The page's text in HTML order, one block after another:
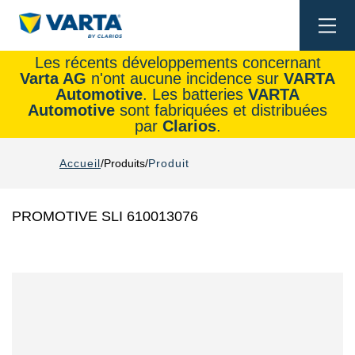
Les récents développements concernant
Varta AG n'ont aucune incidence sur VARTA
Automotive. Les batteries VARTA
Automotive sont fabriquées et distribuées
par Clarios.
Accueil Produits Produit
PROMOTIVE SLI 610013076